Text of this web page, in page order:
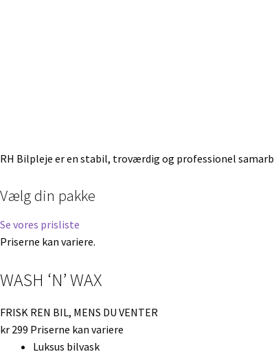
RH Bilpleje er en stabil, troværdig og professionel
Vælg din pakke
Se vores prisliste
Priserne kan variere.
WASH ‘N’ WAX
FRISK REN BIL, MENS DU VENTER
kr 299 Priserne kan variere
Luksus bilvask